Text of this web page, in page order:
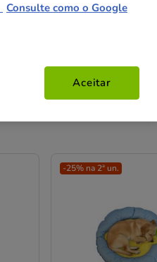
-25% na 2ª un.
Consulte como o Google
Aceitar